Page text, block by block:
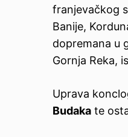
franjevačkog
Banije,
dopremana u
Gornja Reka,
Uprava
Budaka te